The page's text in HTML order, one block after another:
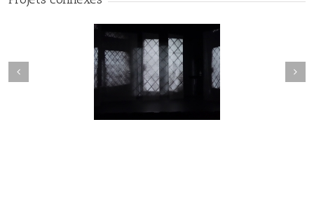
de loups#19 Lune de loups#18